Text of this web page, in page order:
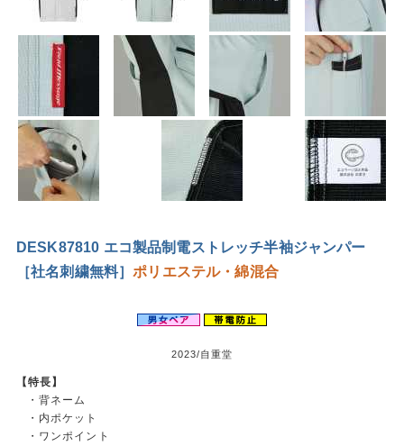
DESK87810 エコ製品制電ストレッチ半袖ジャンパー
［社名刺繍無料］ポリエステル・綿混合
2023/自重堂
【特長】
・背ネーム
・内ポケット
・ワンポイント